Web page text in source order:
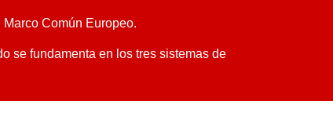
Común Europeo.
se fundamenta en los tres sistemas de